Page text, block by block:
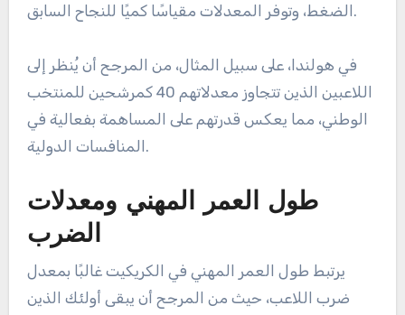
الضغط، وتوفر المعدلات مقياسًا كميًا للنجاح السابق.
في هولندا، على سبيل المثال، من المرجح أن يُنظر إلى
اللاعبين الذين تتجاوز معدلاتهم 40 كمرشحين للمنتخب
الوطني، مما يعكس قدرتهم على المساهمة بفعالية في
المنافسات الدولية.
طول العمر المهني ومعدلات
الضرب
يرتبط طول العمر المهني في الكريكيت غالبًا بمعدل
ضرب اللاعب، حيث من المرجح أن يبقى أولئك الذين